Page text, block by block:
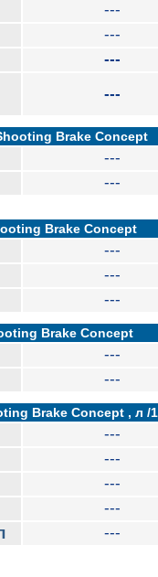
---
---
---
---
Brake Concept
---
---
Brake Concept
---
---
---
Brake Concept
---
---
Brake Concept , л /
---
---
---
---
---